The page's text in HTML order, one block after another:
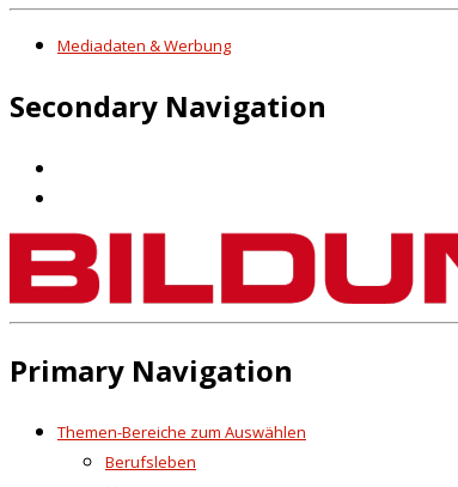
Mediadaten & Werbung
Secondary Navigation
Primary Navigation
Themen-Bereiche zum Auswählen
Berufsleben